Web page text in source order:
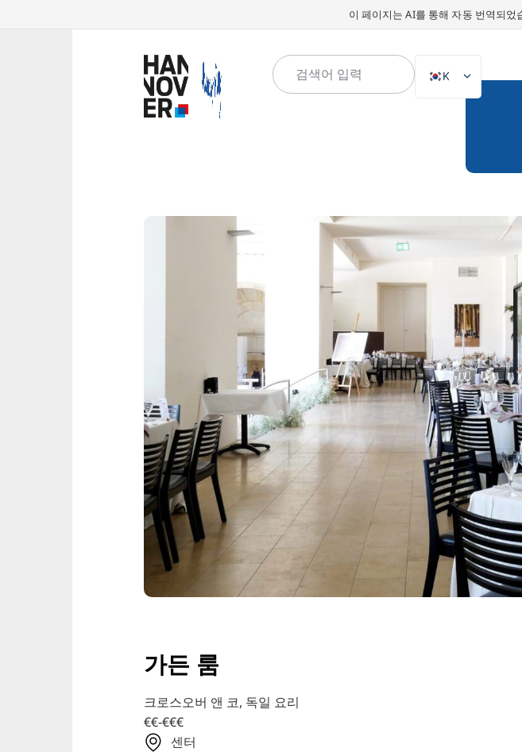
이 페이지는 AI를 통해 자동 번역되
DE
FR
PT
TR
RU
FI
ZH
JA
UK
BG
가든 룸
크로스오버 앤 코, 독일 요리
€€-€€€
센터